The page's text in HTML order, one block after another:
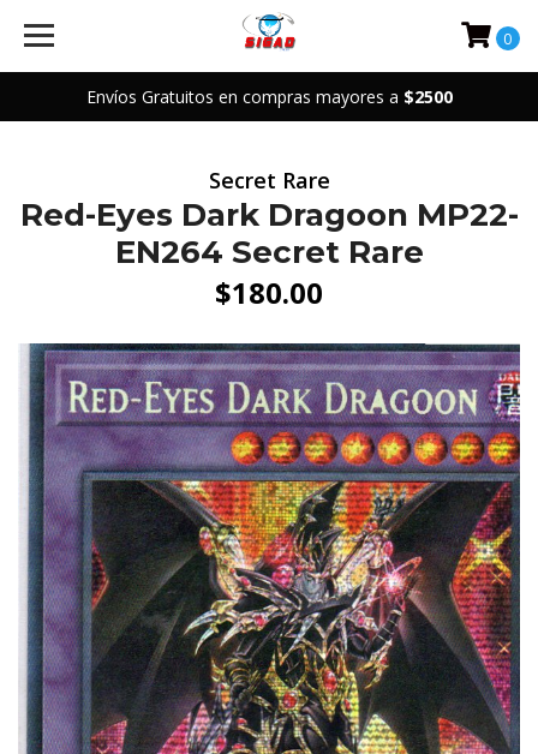
Envíos Gratuitos en compras mayores a $2500
0
Secret Rare
Red-Eyes Dark Dragoon MP22-
EN264 Secret Rare
$180.00